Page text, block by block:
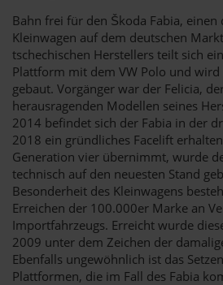
Bahn frei für den Škoda Fabia,
Kleinwagen auf dem deutschen
tschechischen Herstellers teilt sich
Plattform mit dem VW Polo und
gebaut. Vorgänger war der Felicia,
herausragenden Modellen seines
2014 befindet sich der Fabia in der
2018 ein gründliches Facelift
Generation vier übernimmt, wurde
technisch auf den neuesten Stand
Besonderheit des Kleinwagens
Erreichen der 100.000er Marke an
Importfahrzeugs. Erreicht wurde
2009 unter dem Zeichen der
Ebenfalls ungewöhnlich ist das
Plattformen, die im Fall des Fabia